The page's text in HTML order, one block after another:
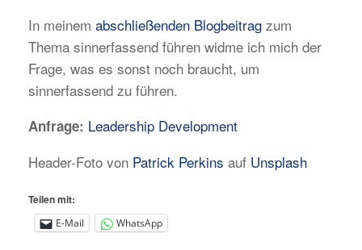
In meinem abschließenden Blogbeitrag zum
Thema sinnerfassend führen widme ich mich der
Frage, was es sonst noch braucht, um
sinnerfassend zu führen.
Anfrage: Leadership Development
Header-Foto von Patrick Perkins auf Unsplash
Teilen mit:
E-Mail WhatsApp